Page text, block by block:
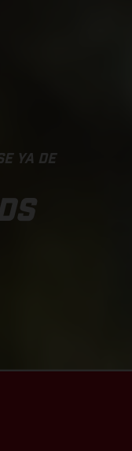
YA DE